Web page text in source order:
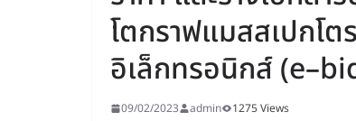
โตกราฟแมสสเปกโต
อิเล็กทรอนิกส์
09/02/2023 admin 1275 Views